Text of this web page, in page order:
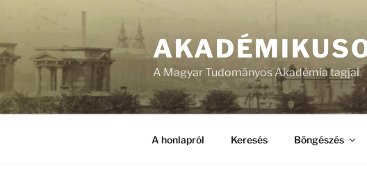
A Magyar Tudományos Akadémia tagjai
A honlapról Keresés Böngészés